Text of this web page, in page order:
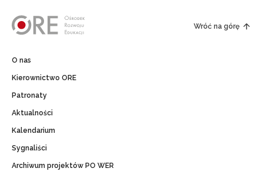
Wróć na górę
O nas
Kierownictwo ORE
Patronaty
Aktualności
Kalendarium
Sygnaliści
Archiwum projektów PO WER